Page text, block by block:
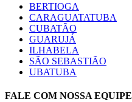
BERTIOGA
CARAGUATATUBA
CUBATÃO
GUARUJÁ
ILHABELA
SÃO SEBASTIÃO
UBATUBA
FALE COM NOSSA EQUIPE